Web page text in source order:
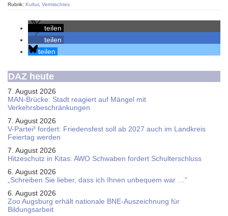
Rubrik: Kultur, Vermischtes
teilen
teilen
teilen
DAZ heute
7. August 2026
MAN-Brücke: Stadt reagiert auf Mängel mit
Verkehrsbeschränkungen
7. August 2026
V-Partei­³ fordert: Friedens­fest soll ab 2027 auch im Land­kreis
Feier­tag werden
7. August 2026
Hitzeschutz in Kitas: AWO Schwaben fordert Schulterschluss
6. August 2026
„Schreiben Sie lieber, dass ich Ihnen unbequem war …“
6. August 2026
Zoo Augsburg erhält nationale BNE-Auszeichnung für
Bildungsarbeit